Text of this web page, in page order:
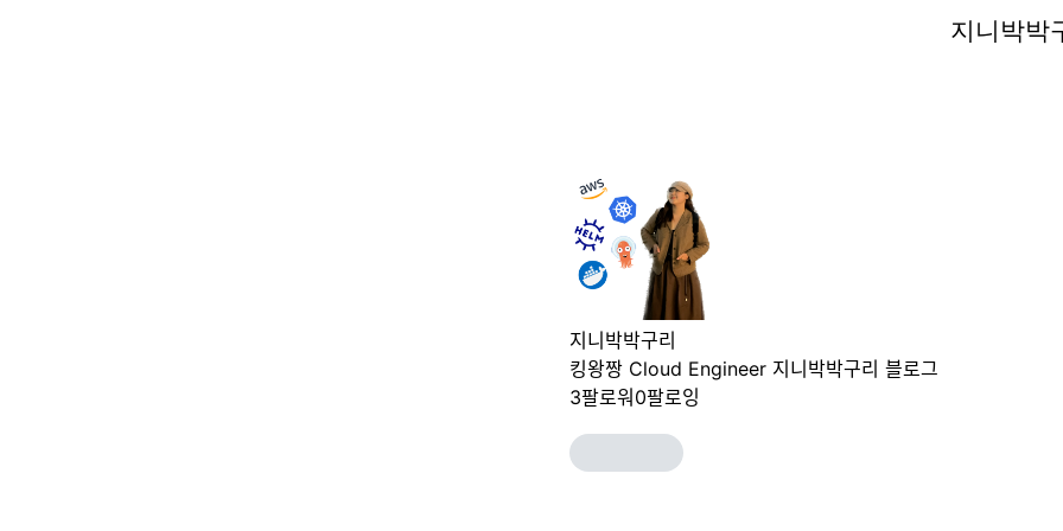
지니박박
지니박박
지니박박구리
킹왕짱 Cloud Engineer 지니박박구리 블로그
3팔로워 0팔로잉